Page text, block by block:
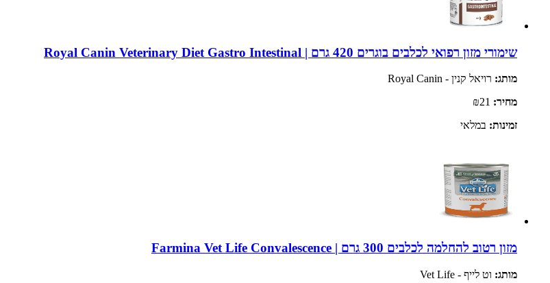
שימורי מזון רפואי לכלבים בוגרים 420 גרם | Royal Canin Veterinary Diet Gastro Intestinal
מותג: רויאל קנין - Royal Canin
מחיר:
זמינות: במלאי
מזון רטוב להחלמה לכלבים 300 גרם | Farmina Vet Life Convalescence
מותג: וט לייף - Vet Life